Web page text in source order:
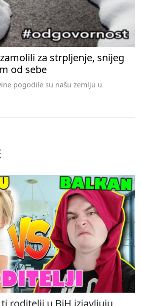
za strpljenje, snijeg
od sebe
pogodile su našu zemlju u